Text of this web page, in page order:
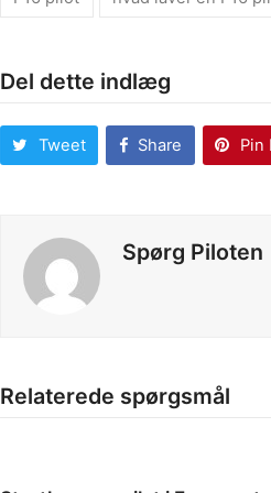
Del dette indlæg
Tweet Share Pin
Spørg Piloten
Relaterede spørgsmål